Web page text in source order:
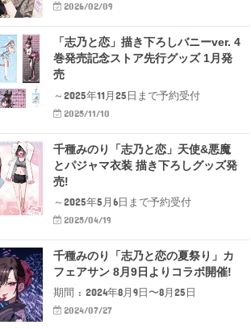
2026/02/09
「志乃と恋」描き下ろしバニーver. 4
巻発売記念ストア先行グッズ 1月発
売
～2025年11月25日まで予約受付
2025/11/10
千種みのり「志乃と恋」天使&悪魔
とパジャマ衣装 描き下ろしグッズ発
売!
～2025年5月6日まで予約受付
2025/04/19
千種みのり「志乃と恋の夏祭り」カ
フェアサン 8月9日よりコラボ開催!
期間 : 2024年8月9日〜8月25日
2024/07/27